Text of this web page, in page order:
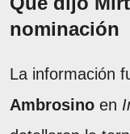
nominación
La información
Ambrosino en